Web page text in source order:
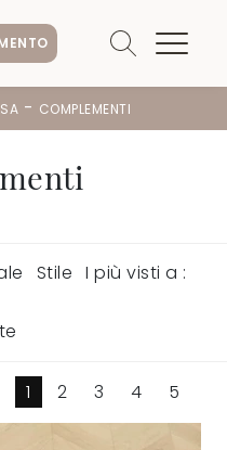
- COMPLEMENTI
Stile I più visti a :
1 2 3 4 5